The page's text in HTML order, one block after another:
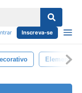
Inscreva-se
Elemento